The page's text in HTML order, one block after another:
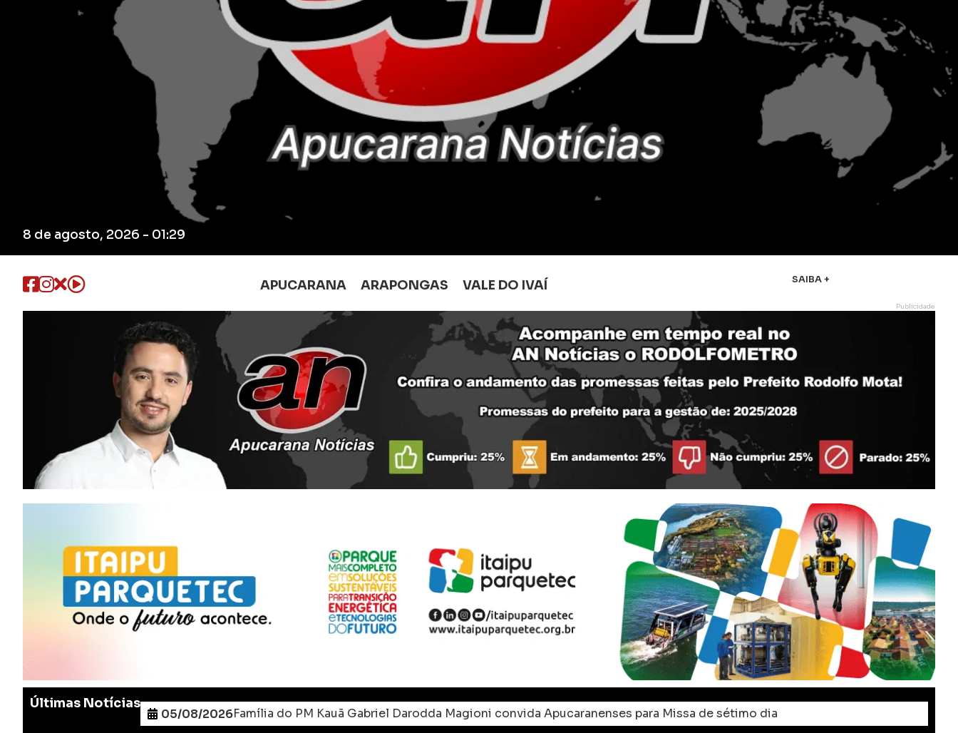
8 de agosto, 2026 - 01:29
APUCARANA ARAPONGAS VALE DO IVAÍ SAIBA +
Publicidade
Últimas Notícias
05/08/2026Família do PM Kauã Gabriel Darodda Magioni convida Apucaranenses para Missa de sétimo dia